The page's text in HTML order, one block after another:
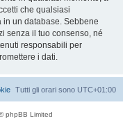
che qualsiasi
un database. Sebbene
senza il tuo consenso, né
responsabili per
i dati.
Tutti gli orari sono UTC+01:00
phpBB Limited